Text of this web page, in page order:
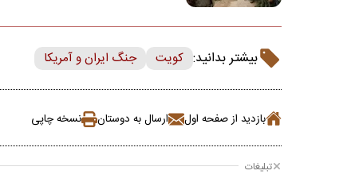
بیشتر بدانید: کویت جنگ ایران و آمریکا
بازدید از صفحه اول ارسال به دوستان نسخه چاپی
تبلیغات